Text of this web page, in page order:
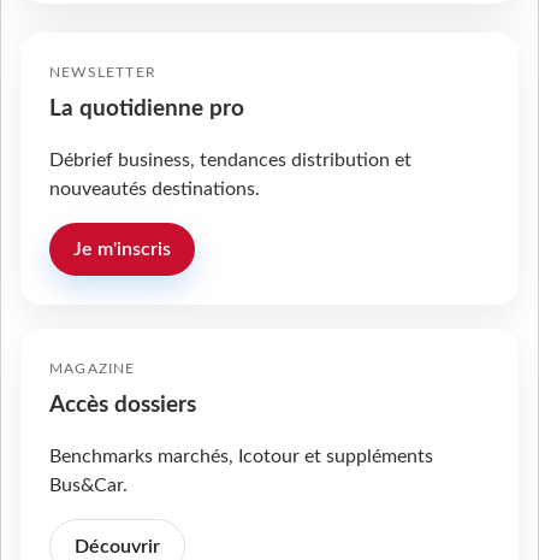
NEWSLETTER
La quotidienne pro
Débrief business, tendances distribution et
nouveautés destinations.
Je m'inscris
MAGAZINE
Accès dossiers
Benchmarks marchés, Icotour et suppléments
Bus&Car.
Découvrir